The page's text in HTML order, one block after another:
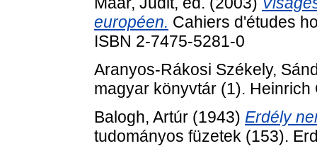
européen. Cahiers d'études
ISBN 2-7475-5281-0
Aranyos-Rákosi Székely,
magyar könyvtár (1). Heinrich
Balogh, Artúr (1943) Erdély
tudományos füzetek (153).